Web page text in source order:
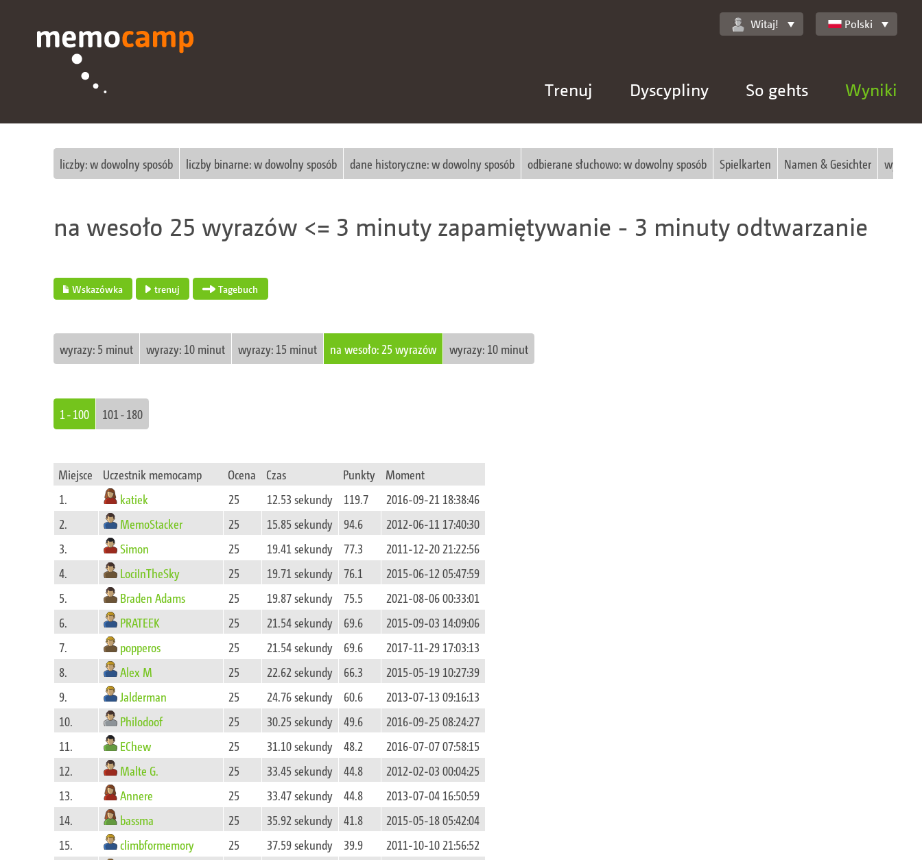
Trenuj Dyscypliny So gehts Wyniki
Witaj! Polski
liczby: w dowolny sposób liczby binarne: w dowolny sposób dane historyczne: w dowolny sposób odbierane słuchowo: w dowolny sposób Spielkarten Namen & Gesichter
na wesoło 25 wyrazów <= 3 minuty zapamiętywanie - 3 minuty odtwarzanie
Wskazówka trenuj Tagebuch
wyrazy: 5 minut wyrazy: 10 minut wyrazy: 15 minut na wesoło: 25 wyrazów wyrazy: 10 minut
1 - 100 101 - 180
Miejsce Uczestnik memocamp Ocena Czas Punkty
Moment
1.
katiek 25 12.53 sekundy 119.7
2016-09-21 18:38:46
2.
MemoStacker 25 15.85 sekundy 94.6
2012-06-11 17:40:30
3.
Simon 25 19.41 sekundy 77.3
2011-12-20 21:22:56
4.
LociInTheSky 25 19.71 sekundy 76.1
2015-06-12 05:47:59
5.
Braden Adams 25 19.87 sekundy 75.5
2021-08-06 00:33:01
6.
PRATEEK 25 21.54 sekundy 69.6
2015-09-03 14:09:06
7.
popperos 25 21.54 sekundy 69.6
2017-11-29 17:03:13
8.
Alex M 25 22.62 sekundy 66.3
2015-05-19 10:27:39
9.
Jalderman 25 24.76 sekundy 60.6
2013-07-13 09:16:13
10.
Philodoof 25 30.25 sekundy 49.6
2016-09-25 08:24:27
11.
EChew 25 31.10 sekundy 48.2
2016-07-07 07:58:15
12.
Malte G. 25 33.45 sekundy 44.8
2012-02-03 00:04:25
13.
Annere 25 33.47 sekundy 44.8
2013-07-04 16:50:59
14.
bassma 25 35.92 sekundy 41.8
2015-05-18 05:42:04
15.
climbformemory 25 37.59 sekundy 39.9
2011-10-10 21:56:52